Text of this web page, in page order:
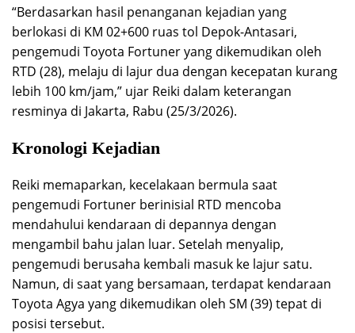
“Berdasarkan hasil penanganan kejadian yang
berlokasi di KM 02+600 ruas tol Depok-Antasari,
pengemudi Toyota Fortuner yang dikemudikan oleh
RTD (28), melaju di lajur dua dengan kecepatan kurang
lebih 100 km/jam,” ujar Reiki dalam keterangan
resminya di Jakarta, Rabu (25/3/2026).
Kronologi Kejadian
Reiki memaparkan, kecelakaan bermula saat
pengemudi Fortuner berinisial RTD mencoba
mendahului kendaraan di depannya dengan
mengambil bahu jalan luar. Setelah menyalip,
pengemudi berusaha kembali masuk ke lajur satu.
Namun, di saat yang bersamaan, terdapat kendaraan
Toyota Agya yang dikemudikan oleh SM (39) tepat di
posisi tersebut.